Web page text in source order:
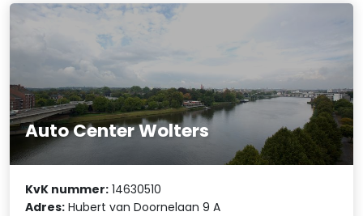
Auto Center Wolters
KvK nummer: 14630510
Adres: Hubert van Doornelaan 9 A